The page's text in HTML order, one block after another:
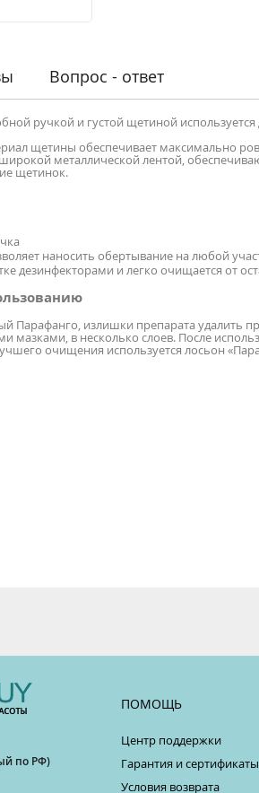
ручкой и густой щетиной
щетины обеспечивает максимально
металлической лентой,
щетинок.
наносить обертывание на любой
дезинфекторами и легко очищается от
Парафанго, излишки препарата удалить
мазками, в несколько слоев. После
очищения используется лосьон
Вопрос - ответ
по РФ)
ПОМОЩЬ
Центр поддержки
Гарантия и сертификаты
Условия возврата